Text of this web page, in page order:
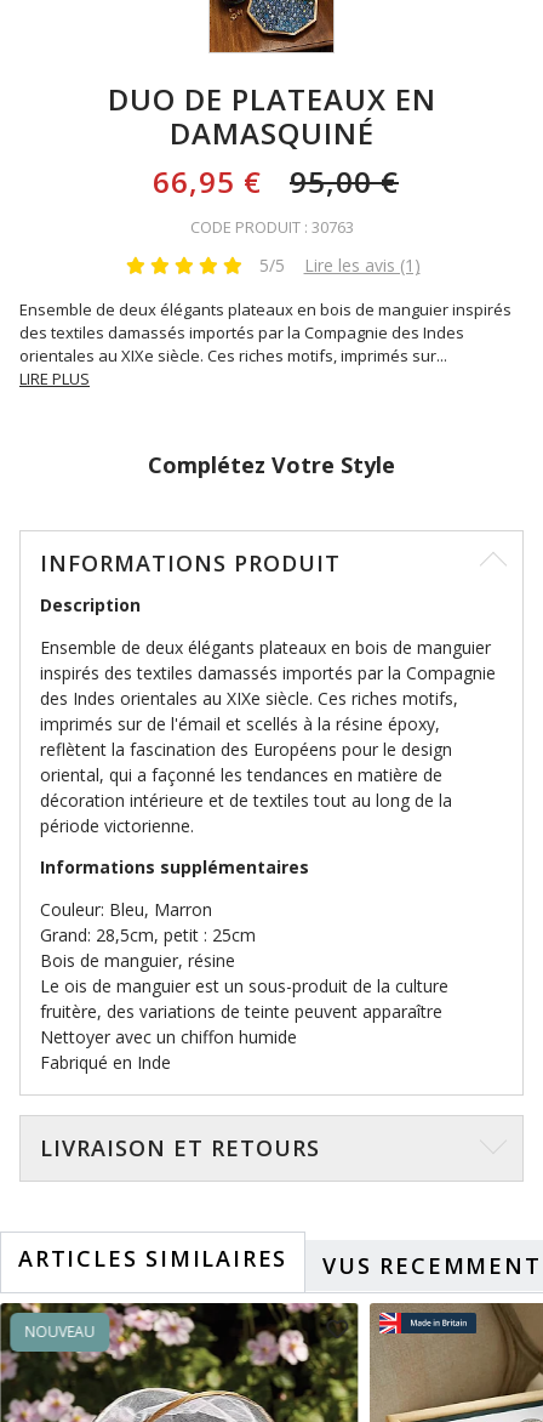
DUO DE PLATEAUX EN
DAMASQUINÉ
66,95 €
95,00 €
CODE PRODUIT : 30763
5/5 Lire les avis (1)
Ensemble de deux élégants plateaux en bois de manguier inspirés
des textiles damassés importés par la Compagnie des Indes
orientales au XIXe siècle. Ces riches motifs, imprimés sur...
LIRE PLUS
Complétez Votre Style
INFORMATIONS PRODUIT
Description
Ensemble de deux élégants plateaux en bois de manguier
inspirés des textiles damassés importés par la Compagnie
des Indes orientales au XIXe siècle. Ces riches motifs,
imprimés sur de l'émail et scellés à la résine époxy,
reflètent la fascination des Européens pour le design
oriental, qui a façonné les tendances en matière de
décoration intérieure et de textiles tout au long de la
période victorienne.
Informations supplémentaires
Couleur: Bleu, Marron
Grand: 28,5cm, petit : 25cm
Bois de manguier, résine
Le ois de manguier est un sous-produit de la culture
fruitère, des variations de teinte peuvent apparaître
Nettoyer avec un chiffon humide
Fabriqué en Inde
LIVRAISON ET RETOURS
ARTICLES SIMILAIRES VUS RECEMMENT
NOUVEAU